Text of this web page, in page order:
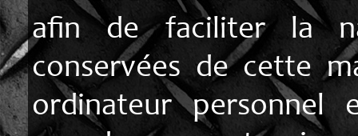
afin de faciliter la
conservées de cette
ordinateur